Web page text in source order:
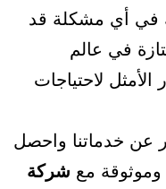
في أي مشكلة قد
في عالم
الأمثل لاحتياجات
عن خدماتنا واحصل
مع شركة